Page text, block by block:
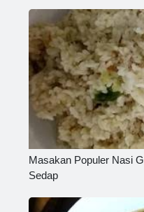
Masakan Populer Nasi
Sedap